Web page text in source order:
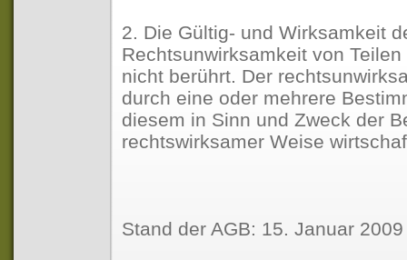
2. Die Gültig- und Wirksamkeit
Rechtsunwirksamkeit von
nicht berührt. Der
durch eine oder mehrere
diesem in Sinn und Zweck der
rechtswirksamer Weise
Stand der AGB: 15. Januar 2009